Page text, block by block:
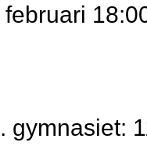
gymnasiet: